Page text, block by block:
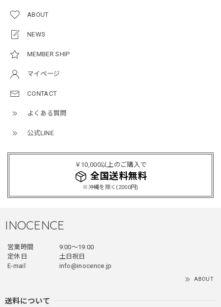
ABOUT
NEWS
MEMBER SHIP
マイページ
CONTACT
よくある質問
公式LINE
￥10,000以上のご購入で
全国送料無料
※沖縄を除く(2000円)
2025/12/24
レッドめちゃくちゃカッコイイし可愛いです！こういうのっ
てあまり他のお店で売ってないようなデザインだと思うので
買って良かったです！！ただ写真の通り袖の方が明らかに長
ブラック/L
2025/12/24
首しまる！ってなるから全部は閉めずに使うかも。 チャッ
INOCENCE
営業時間
9:00〜19:00
定休日
土日祝日
E-mail
info@inocence.jp
ABOUT
送料について